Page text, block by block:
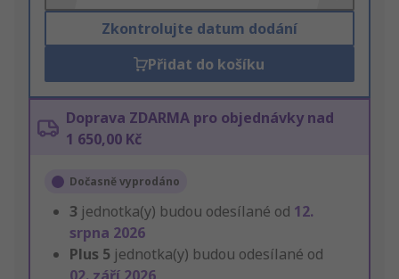
Zkontrolujte datum dodání
Přidat do košíku
Doprava ZDARMA pro objednávky nad
1 650,00 Kč
Dočasně vyprodáno
3 jednotka(y) budou odesílané od 12.
srpna 2026
Plus 5 jednotka(y) budou odesílané od